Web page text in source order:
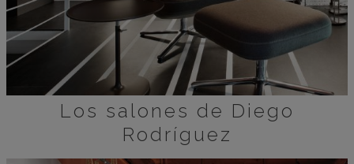
Los salones de Diego
Rodríguez